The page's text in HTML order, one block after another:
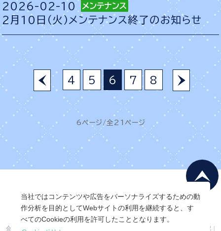
当社ではコンテンツや広告をパーソナライズするための動
作分析を目的としてWebサイトの利用を継続すると、す
べてのCookieの利用を許可したこととなります。
2026-02-10
2月10日（火）メンテナンス終了のお知らせ
4 5 6 7 8
6ページ/全21ページ
会社概要 会員利用規約 特定商取引法に基づく表記 |